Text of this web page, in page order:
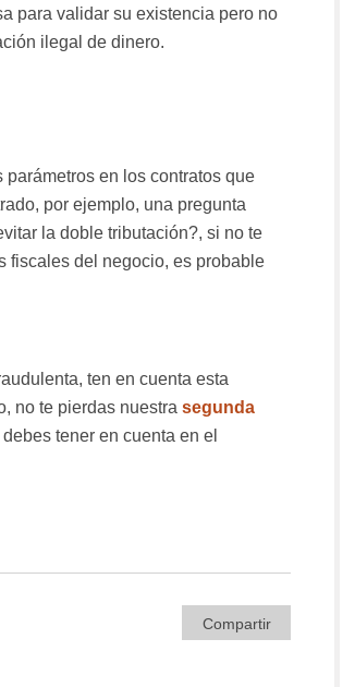
para validar su existencia pero no
ilegal de dinero.
en los contratos que
por ejemplo, una pregunta
la doble tributación?, si no te
fiscales del negocio, es probable
ten en cuenta esta
no te pierdas nuestra segunda
tener en cuenta en el
Compartir